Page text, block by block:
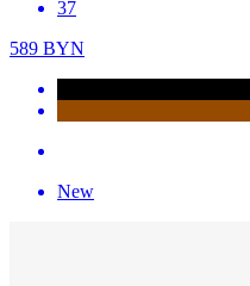
37
589 BYN
New